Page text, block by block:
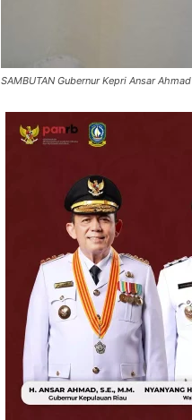
SAMBUTAN Gubernur Kepri Ansar Ahmad